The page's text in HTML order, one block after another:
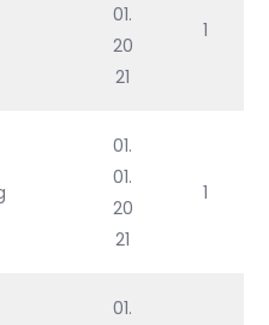
01.
20
21
1
01.
01.
20
21
1
01.